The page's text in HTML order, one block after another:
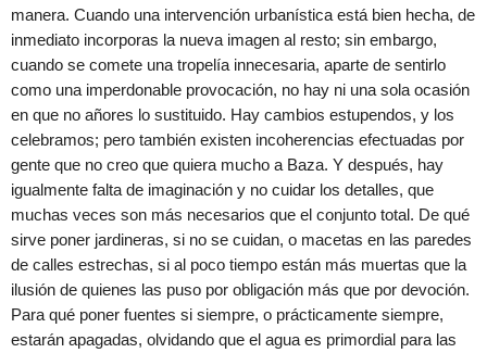
manera. Cuando una intervención urbanística está bien hecha, de
inmediato incorporas la nueva imagen al resto; sin embargo,
cuando se comete una tropelía innecesaria, aparte de sentirlo
como una imperdonable provocación, no hay ni una sola ocasión
en que no añores lo sustituido. Hay cambios estupendos, y los
celebramos; pero también existen incoherencias efectuadas por
gente que no creo que quiera mucho a Baza. Y después, hay
igualmente falta de imaginación y no cuidar los detalles, que
muchas veces son más necesarios que el conjunto total. De qué
sirve poner jardineras, si no se cuidan, o macetas en las paredes
de calles estrechas, si al poco tiempo están más muertas que la
ilusión de quienes las puso por obligación más que por devoción.
Para qué poner fuentes si siempre, o prácticamente siempre,
estarán apagadas, olvidando que el agua es primordial para las